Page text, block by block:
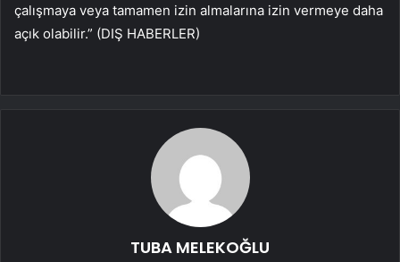
çalışmaya veya tamamen izin almalarına izin vermeye daha
açık olabilir.” (DIŞ HABERLER)
TUBA MELEKOĞLU